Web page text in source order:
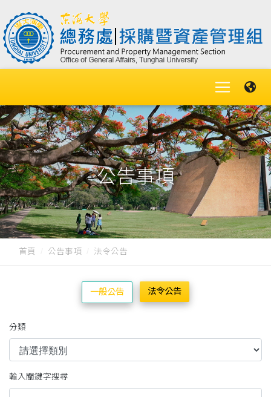
公告事項
首頁 公告事項 法令公告
一般公告 法令公告
分類
輸入關鍵字搜尋